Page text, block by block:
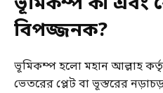
বিপজ্জনক?
ভূমিকম্প হলো মহান আল্লাহ
ভেতরের প্লেট বা ভূস্তরের